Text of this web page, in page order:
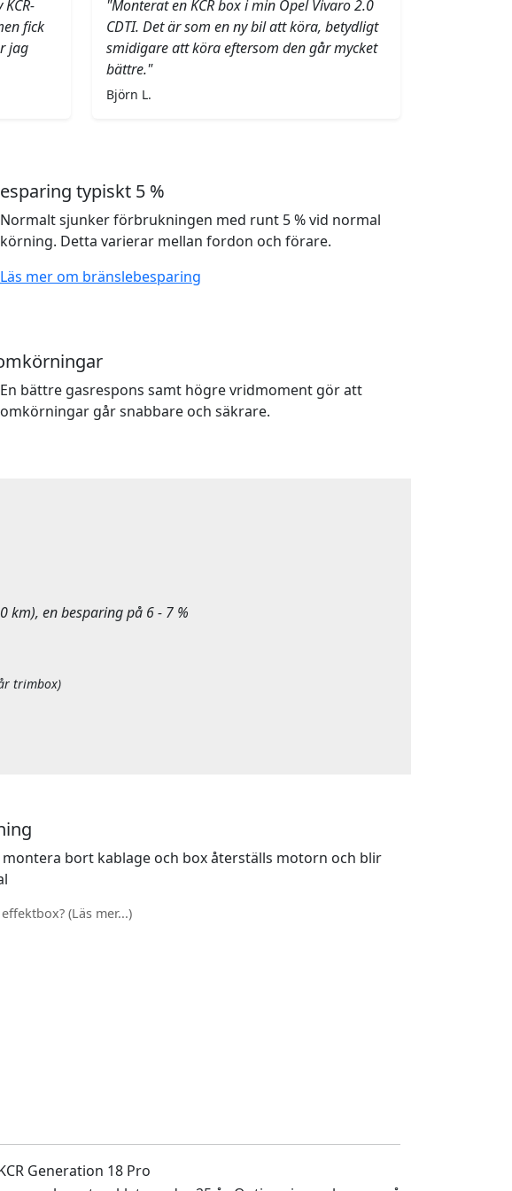
fick
jag
"Monterat en KCR box i min Opel Vivaro 2.0
CDTI. Det är som en ny bil att köra, betydligt
smidigare att köra eftersom den går mycket
bättre."
Björn L.
typiskt 5 %
Normalt sjunker förbrukningen med runt 5 % vid normal
körning. Detta varierar mellan fordon och förare.
Läs mer om bränslebesparing
En bättre gasrespons samt högre vridmoment gör att
omkörningar går snabbare och säkrare.
en besparing på 6 - 7 %
trimbox)
bort kablage och box återställs motorn och blir
(Läs mer...)
Generation 18 Pro